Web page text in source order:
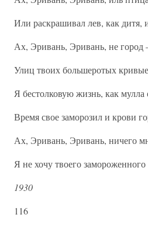
Или раскрашивал лев, как дитя,
Ах, Эривань, Эривань, не
Улиц твоих большеротых
Я бестолковую жизнь, как мулла
Время свое заморозил и крови
Ах, Эривань, Эривань, ничего
Я не хочу твоего
1930
116